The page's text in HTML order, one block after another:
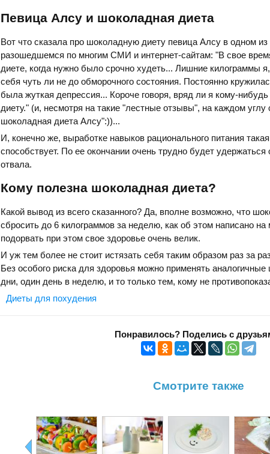
Певица Алсу и шоколадная диета
Вот что сказала про шоколадную диету певица Алсу в одном из
разошедшемся по многим СМИ и интернет-сайтам: "В свое
диете, когда нужно было срочно худеть... Лишние килограммы
себя чуть ли не до обморочного состояния. Постоянно
была жуткая депрессия... Короче говоря, вряд ли я кому-
диету." (и, несмотря на такие "лестные отзывы", на каждом
шоколадная диета Алсу":))...
И, конечно же, выработке навыков рационального питания
способствует. По ее окончании очень трудно будет удержаться
отвала.
Кому полезна шоколадная диета?
Какой вывод из всего сказанного? Да, вполне возможно, что
сбросить до 6 килограммов за неделю, как об этом написано на
подорвать при этом свое здоровье очень велик.
И уж тем более не стоит истязать себя таким образом раз за
Без особого риска для здоровья можно применять
дни, один день в неделю, и то только тем, кому не
Диеты для похудения
Понравилось? Поделись с
Смотрите также